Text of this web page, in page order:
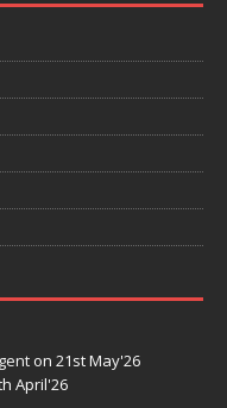
on 21st May'26
April'26